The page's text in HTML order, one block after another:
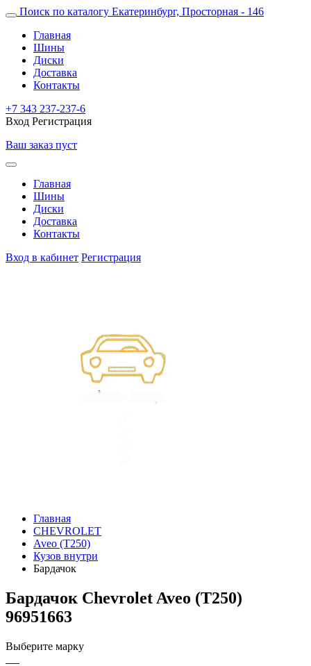
Поиск по каталогу Екатеринбург, Просторная - 146
Главная
Шины
Диски
Доставка
Контакты
+7 343 237-237-6
Вход Регистрация
Ваш заказ пуст
Главная
Шины
Диски
Доставка
Контакты
Вход в кабинет Регистрация
Главная
CHEVROLET
Aveo (T250)
Кузов внутри
Бардачок
Бардачок Chevrolet Aveo (T250)
96951663
Выберите марку